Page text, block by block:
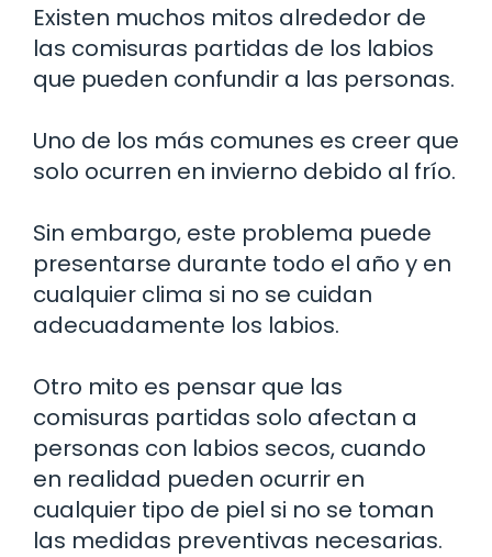
Existen muchos mitos alrededor de
las comisuras partidas de los labios
que pueden confundir a las personas.
Uno de los más comunes es creer que
solo ocurren en invierno debido al frío.
Sin embargo, este problema puede
presentarse durante todo el año y en
cualquier clima si no se cuidan
adecuadamente los labios.
Otro mito es pensar que las
comisuras partidas solo afectan a
personas con labios secos, cuando
en realidad pueden ocurrir en
cualquier tipo de piel si no se toman
las medidas preventivas necesarias.